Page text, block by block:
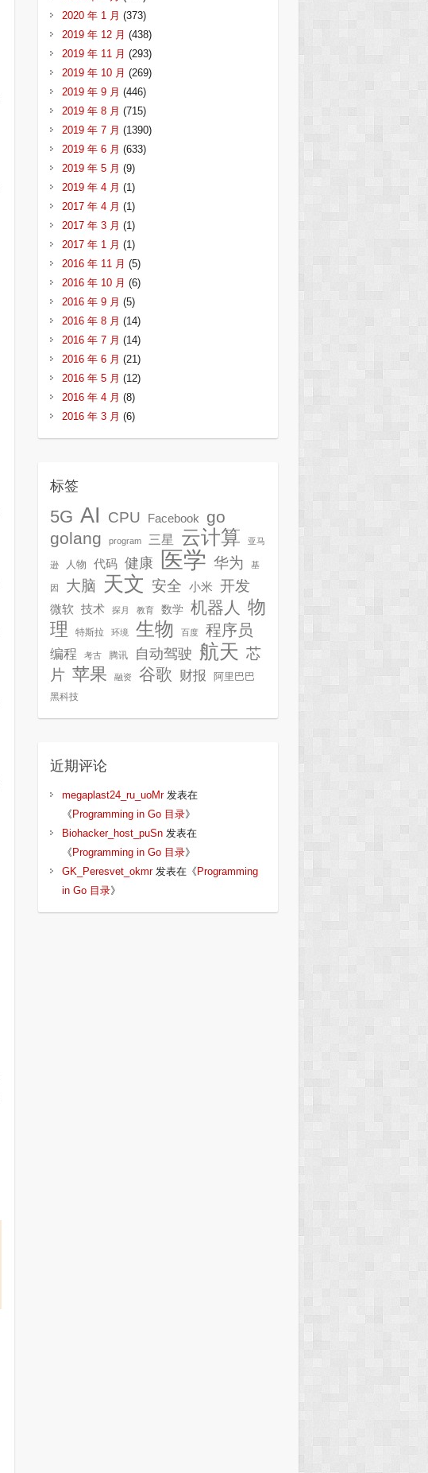
2020 年 1 月 (373)
2019 年 12 月 (438)
2019 年 11 月 (293)
2019 年 10 月 (269)
2019 年 9 月 (446)
2019 年 8 月 (715)
2019 年 7 月 (1390)
2019 年 6 月 (633)
2019 年 5 月 (9)
2019 年 4 月 (1)
2017 年 4 月 (1)
2017 年 3 月 (1)
2017 年 1 月 (1)
2016 年 11 月 (5)
2016 年 10 月 (6)
2016 年 9 月 (5)
2016 年 8 月 (14)
2016 年 7 月 (14)
2016 年 6 月 (21)
2016 年 5 月 (12)
2016 年 4 月 (8)
2016 年 3 月 (6)
标签
5G AI CPU Facebook
go
golang
program 三星 云计算 亚马
逊 人物 代码 健康 医学 华为 基
因 大脑 天文 安全 小米 开发
微软 技术 探月 教育 数学 机器人 物
理
特斯拉 环境 生物 百度 程序员
编程 考古 腾讯 自动驾驶 航天 芯
片 苹果 融资 谷歌 财报 阿里巴巴
黑科技
近期评论
megaplast24_ru_uoMr发表在
《 Programming in Go 目录》
Biohacker_host_puSn发表在
《 Programming in Go 目录》
GK_Peresvet_okmr发表在《 Programming
in Go 目录》